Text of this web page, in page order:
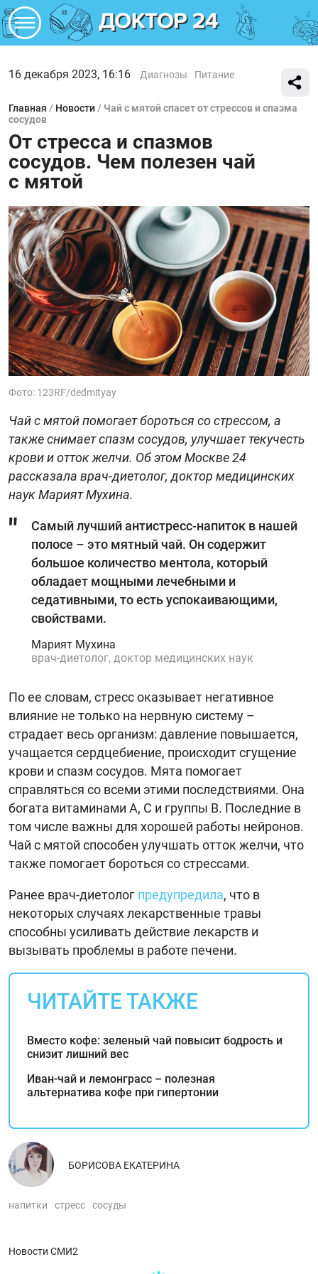
16 декабря 2023, 16:16 Диагнозы Питание
Главная / Новости / Чай с мятой спасет от стрессов и спазма
сосудов
От стресса и спазмов
сосудов. Чем полезен чай
с мятой
Фото: 123RF/dedmityay
Чай с мятой помогает бороться со стрессом, а
также снимает спазм сосудов, улучшает текучесть
крови и отток желчи. Об этом Москве 24
рассказала врач-диетолог, доктор медицинских
наук Марият Мухина.
Самый лучший антистресс-напиток в нашей
полосе – это мятный чай. Он содержит
большое количество ментола, который
обладает мощными лечебными и
седативными, то есть успокаивающими,
свойствами.
Марият Мухина
врач-диетолог, доктор медицинских наук
По ее словам, стресс оказывает негативное
влияние не только на нервную систему –
страдает весь организм: давление повышается,
учащается сердцебиение, происходит сгущение
крови и спазм сосудов. Мята помогает
справляться со всеми этими последствиями. Она
богата витаминами А, С и группы В. Последние в
том числе важны для хорошей работы нейронов.
Чай с мятой способен улучшать отток желчи, что
также помогает бороться со стрессами.
Ранее врач-диетолог предупредила, что в
некоторых случаях лекарственные травы
способны усиливать действие лекарств и
вызывать проблемы в работе печени.
ЧИТАЙТЕ ТАКЖЕ
Вместо кофе: зеленый чай повысит бодрость и
снизит лишний вес
Иван-чай и лемонграсс – полезная
альтернатива кофе при гипертонии
БОРИСОВА ЕКАТЕРИНА
напитки стресс сосуды
Новости СМИ2